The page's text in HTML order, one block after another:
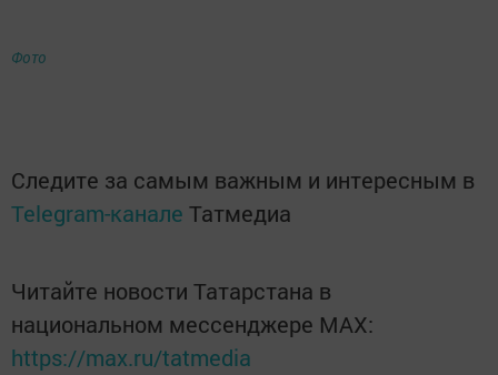
Фото
Следите за самым важным и интересным в
Telegram-канале Татмедиа
Читайте новости Татарстана в
национальном мессенджере MАХ:
https://max.ru/tatmedia